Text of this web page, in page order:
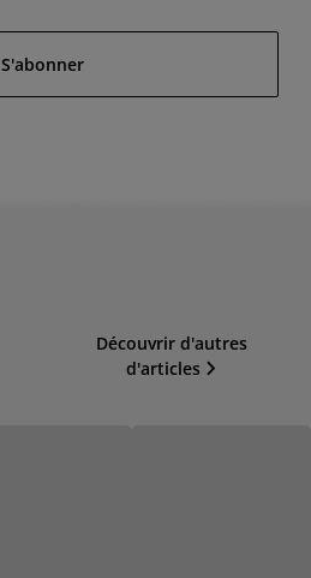
S'abonner
Découvrir d'autres
d'articles